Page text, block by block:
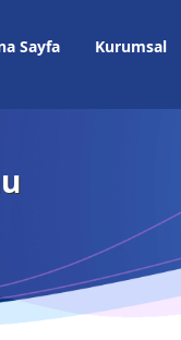
Sayfa Kurumsal